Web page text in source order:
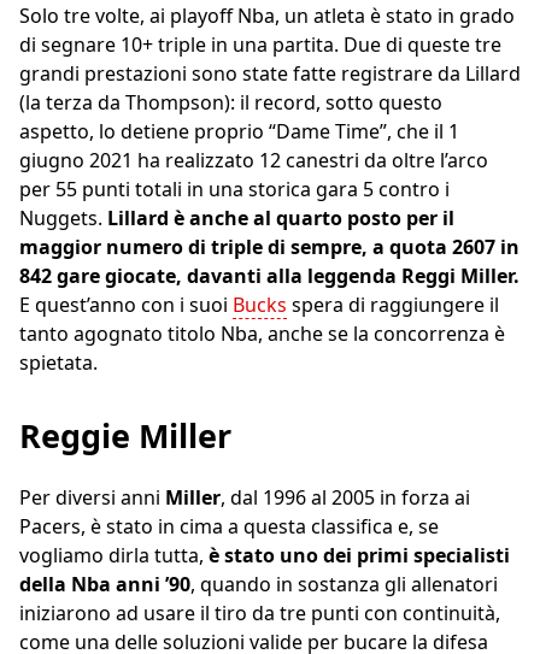
Solo tre volte, ai playoff Nba, un atleta è stato in grado
di segnare 10+ triple in una partita. Due di queste tre
grandi prestazioni sono state fatte registrare da Lillard
(la terza da Thompson): il record, sotto questo
aspetto, lo detiene proprio “Dame Time”, che il 1
giugno 2021 ha realizzato 12 canestri da oltre l’arco
per 55 punti totali in una storica gara 5 contro i
Nuggets. Lillard è anche al quarto posto per il
maggior numero di triple di sempre, a quota 2607 in
842 gare giocate, davanti alla leggenda Reggi Miller.
E quest’anno con i suoi Bucks spera di raggiungere il
tanto agognato titolo Nba, anche se la concorrenza è
spietata.
Reggie Miller
Per diversi anni Miller, dal 1996 al 2005 in forza ai
Pacers, è stato in cima a questa classifica e, se
vogliamo dirla tutta, è stato uno dei primi specialisti
della Nba anni ’90, quando in sostanza gli allenatori
iniziarono ad usare il tiro da tre punti con continuità,
come una delle soluzioni valide per bucare la difesa